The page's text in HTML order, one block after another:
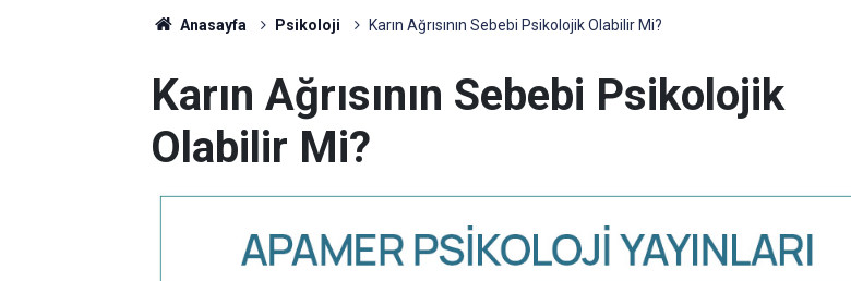
Anasayfa Psikoloji Karın Ağrısının Sebebi Psikolojik Olabilir Mi?
Karın Ağrısının Sebebi Psikolojik
Olabilir Mi?